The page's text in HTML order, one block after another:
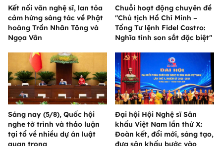
Kết nối văn nghệ sĩ, lan tỏa
cảm hứng sáng tác về Phật
hoàng Trần Nhân Tông và
Ngọa Vân
Chuỗi hoạt động chuyên đề
"Chủ tịch Hồ Chí Minh –
Tổng Tư lệnh Fidel Castro:
Nghĩa tình son sắt đặc biệt"
Sáng nay (5/8), Quốc hội
nghe tờ trình và thảo luận
tại tổ về nhiều dự án luật
quan trọng
Đại hội Hội Nghệ sĩ Sân
khấu Việt Nam lần thứ X:
Đoàn kết, đổi mới, sáng tạo,
đưa sân khấu bước vào